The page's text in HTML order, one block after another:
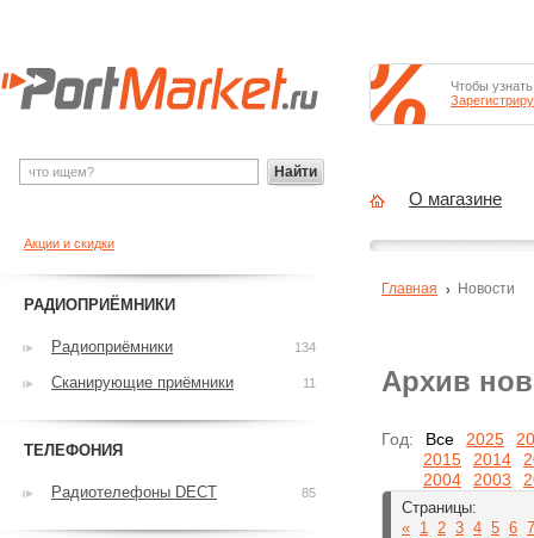
Архив
Год: Все 2025
2015
2014
2004
2003
Страницы:
« 1 2 3 4 5 6 7
Главная Новости
Акции и скидки
РАДИОПРИЁМНИКИ
Радиоприёмники 134
Сканирующие приёмники 11
ТЕЛЕФОНИЯ
Радиотелефоны DECT 85
Найти
Чтобы
О магазине